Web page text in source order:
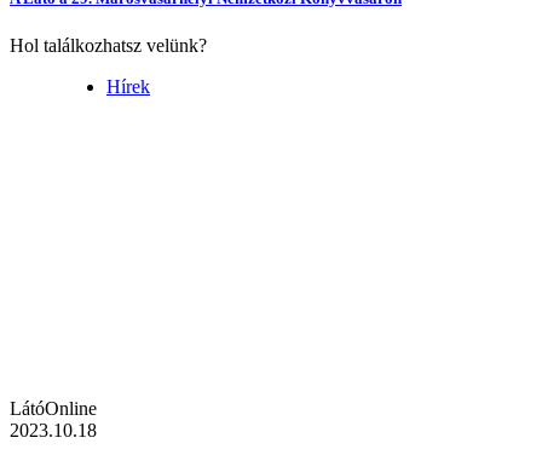
Hol találkozhatsz velünk?
Hírek
LátóOnline
2023.10.18